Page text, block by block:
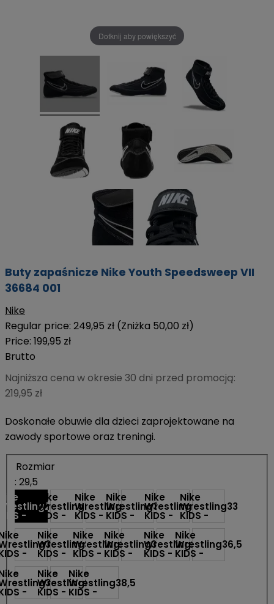
Dotknij aby powiększyć
Buty zapaśnicze Nike Youth Speedsweep VII
36684 001
Nike
Regular price: 249,95 zł (Zniżka 50,00 zł)
Price: 199,95 zł
Brutto
Najniższa cena w okresie 30 dni przed promocją:
219,95 zł
Doskonałe obuwie dla dzieci zaprojektowane na
zawody sportowe oraz treningi.
Rozmiar
: 29,5
-
29,5
Nike
Wrestling
KIDS -
30
Nike
Wrestling
KIDS -
31
Nike
Wrestling
KIDS -
31,5
Nike
Wrestling
KIDS -
32
Nike
Wrestling
KIDS -
33
-
33,5
Nike
Wrestling
KIDS -
34
Nike
Wrestling
KIDS -
35
Nike
Wrestling
KIDS -
35,5
Nike
Wrestling
KIDS -
36
Nike
Wrestling
KIDS -
36,5
-
37,5
Nike
Wrestling
KIDS -
38
Nike
Wrestling
KIDS -
38,5